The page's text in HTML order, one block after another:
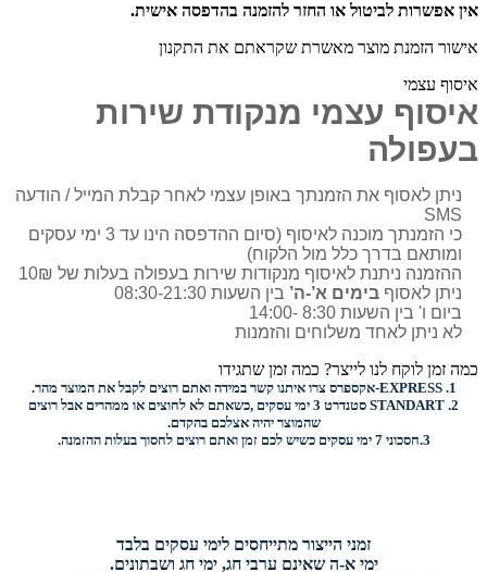
אין אפשרות לביטול או החזר להזמנה בהדפסה אישית.
אישור הזמנת מוצר מאשרת שקראתם את התקנון
איסוף עצמי
איסוף עצמי מנקודת שירות
בעפולה
ניתן לאסוף את הזמנתך באופן עצמי לאחר קבלת המייל / הודעה
SMS
כי הזמנתך מוכנה לאיסוף (סיום ההדפסה הינו עד 3 ימי עסקים
ומותאם בדרך כלל מול הלקוח)
ההזמנה ניתנת לאיסוף מנקודות שירות בעפולה בעלות של 10₪
ניתן לאסוף בימים א’-ה’ בין השעות 08:30-21:30
ביום ו' בין השעות 8:30 -14:00
לא ניתן לאחד משלוחים והזמנות
כמה זמן לוקח לנו לייצר? כמה זמן שתגידו
1.
EXPRESS- אקספרס צרו איתנו קשר במידה ואתם רוצים לקבל את המוצר מהר.
2.
STANDART
סטנדרט 3 ימי עסקים ,כשאתם לא לחוצים או ממהרים אבל רוצים
שהמוצר יהיה אצלכם בהקדם.
3. חסכוני7 ימי עסקים כשיש לכם זמן ואתם רוצים לחסוך בעלות ההזמנה.
זמני הייצור מתייחסים לימי עסקים בלבד
ימי א-ה שאינם ערבי חג, ימי חג ושבתונים.